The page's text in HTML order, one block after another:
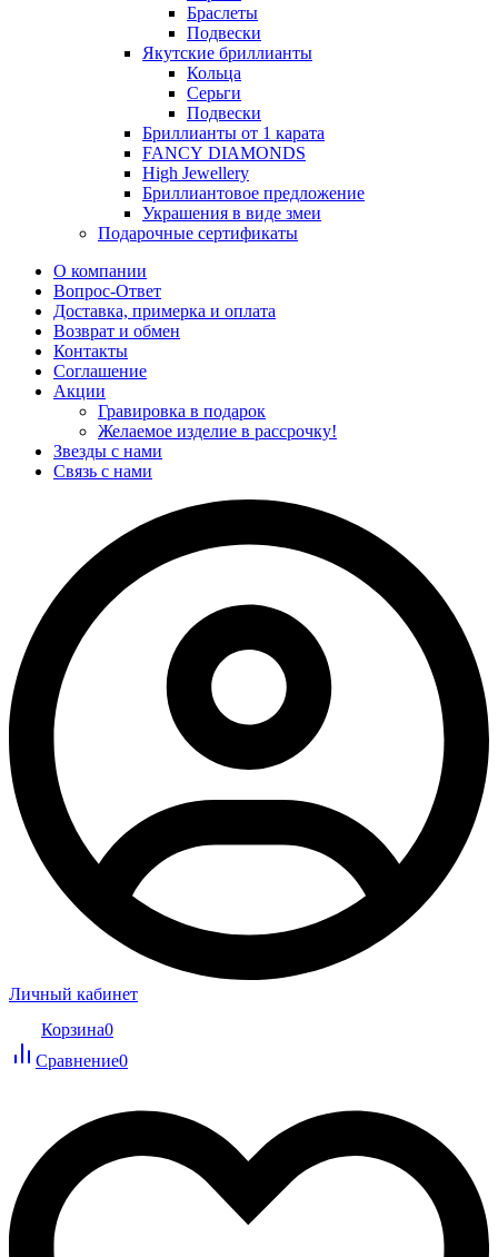
Браслеты
Подвески
Якутские бриллианты
Кольца
Серьги
Подвески
Бриллианты от 1 карата
FANCY DIAMONDS
High Jewellery
Бриллиантовое предложение
Украшения в виде змеи
Подарочные сертификаты
О компании
Вопрос-Ответ
Доставка, примерка и оплата
Возврат и обмен
Контакты
Соглашение
Акции
Гравировка в подарок
Желаемое изделие в рассрочку!
Звезды с нами
Связь с нами
Личный кабинет
Корзина0
Сравнение0